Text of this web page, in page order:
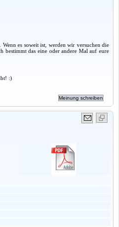
es soweit ist, werden wir versuchen die
bestimmt das eine oder andere Mal auf eure
:)